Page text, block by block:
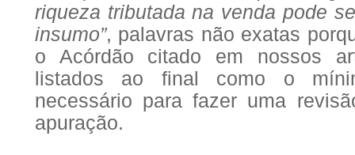
riqueza tributada na venda pode
insumo”, palavras não exatas
o Acórdão citado em nossos
listados ao final como o
necessário para fazer uma
apuração.